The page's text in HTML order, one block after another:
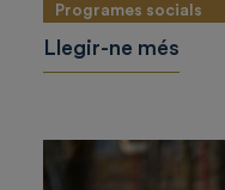
Programes socials
Llegir-ne més